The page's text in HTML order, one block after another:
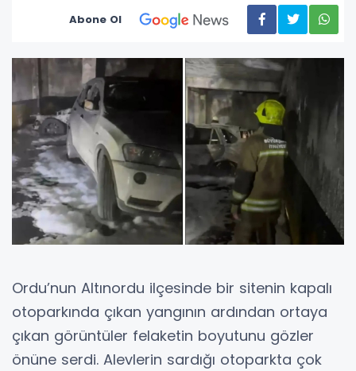
Abone Ol
Ordu’nun Altınordu ilçesinde bir sitenin kapalı
otoparkında çıkan yangının ardından ortaya
çıkan görüntüler felaketin boyutunu gözler
önüne serdi. Alevlerin sardığı otoparkta çok